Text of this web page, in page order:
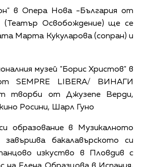
в Опера Нова -България от
(Театър Освобождение) ще се
Марта Кукуларова (сопран) и
музей "Борис Христов" в
SEMPRE LIBERA/ ВИНАГИ
творби от Джузепе Верди,
Росини, Шарл Гуно
образование в Музикалното
бакалавърското си
изкуство в Пловдив с